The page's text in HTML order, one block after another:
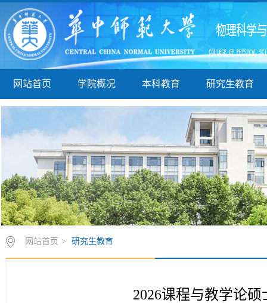
网站首页 学院概况 本科教育 研究生教育
网站首页 > 研究生教育
2026课程与教学论硕